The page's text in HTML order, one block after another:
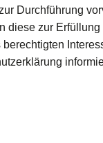
Durchführung
zur